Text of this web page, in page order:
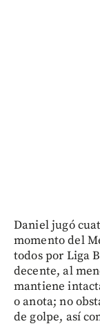
Daniel jugó
momento del
todos por Liga
decente, al
mantiene
o anota; no
de golpe, así